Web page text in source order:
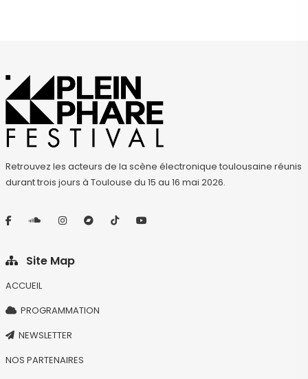
Retrouvez les acteurs de la scène électronique toulousaine réunis
durant trois jours à Toulouse du 15 au 16 mai 2026.
Site Map
ACCUEIL
PROGRAMMATION
NEWSLETTER
NOS PARTENAIRES